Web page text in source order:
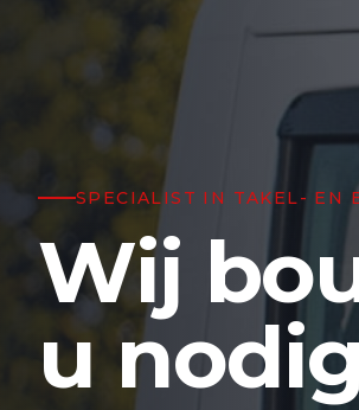
SPECIALIST IN TAKEL- EN
Wij
u